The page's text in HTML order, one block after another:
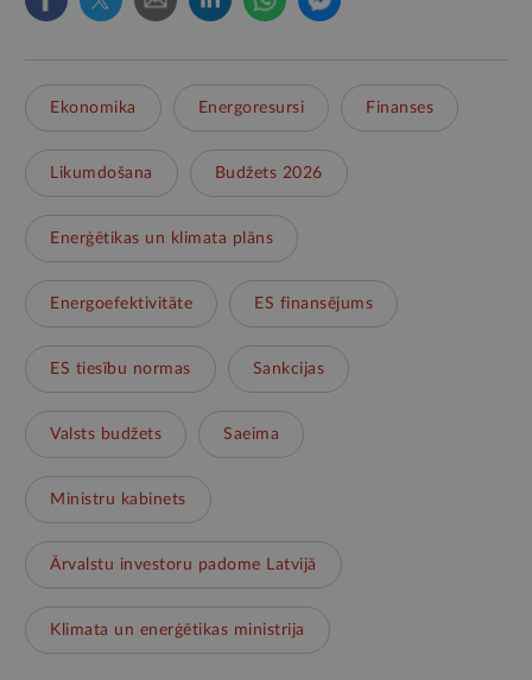
Ekonomika Energoresursi Finanses
Likumdošana Budžets 2026
Enerģētikas un klimata plāns
Energoefektivitāte ES finansējums
ES tiesību normas Sankcijas
Valsts budžets Saeima
Ministru kabinets
Ārvalstu investoru padome Latvijā
Klimata un enerģētikas ministrija